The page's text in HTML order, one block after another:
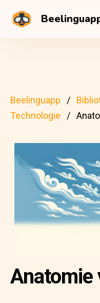
Beelinguapp
Technologie
Anatomie